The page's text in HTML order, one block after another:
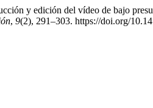
y edición del vídeo de bajo
, 9(2), 291–303. https://doi.org/